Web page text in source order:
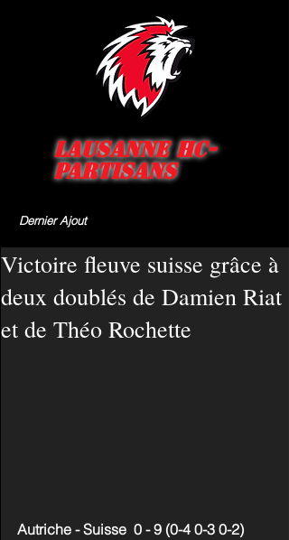
Lausanne HC-
Partisans
Dernier Ajout
Victoire fleuve suisse grâce à
deux doublés de Damien Riat
et de Théo Rochette
Autriche - Suisse  0 - 9 (0-4 0-3 0-2)